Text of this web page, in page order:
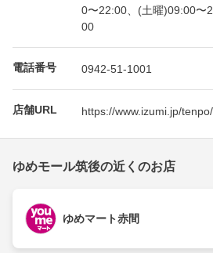
0〜22:00、(土曜)09:00〜
00
電話番号 0942-51-1001
店舗URL https://www.izumi.jp/
ゆめモール筑後の近くのお店
ゆめマート赤間